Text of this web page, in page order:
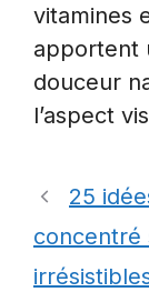
vitamines
apportent
douceur
l’aspect
25
concentré